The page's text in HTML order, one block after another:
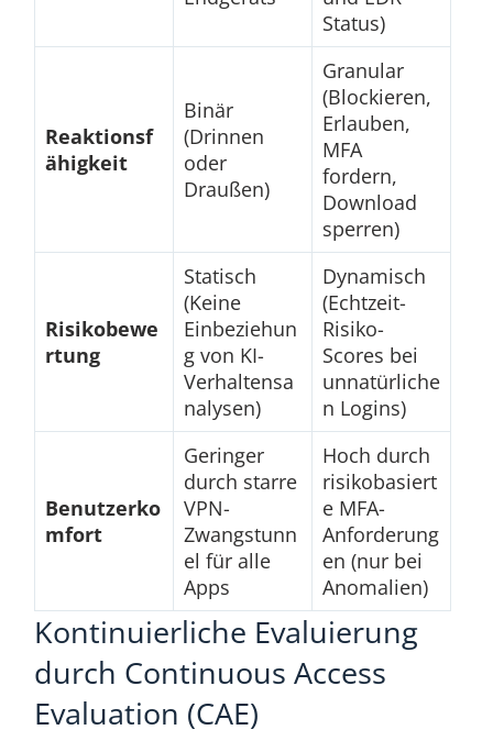
Status)
Reaktionsf
ähigkeit
Binär
(Drinnen
oder
Draußen)
Granular
(Blockieren,
Erlauben,
MFA
fordern,
Download
sperren)
Risikobewe
rtung
Statisch
(Keine
Einbeziehun
g von KI-
Verhaltensa
nalysen)
Dynamisch
(Echtzeit-
Risiko-
Scores bei
unnatürliche
n Logins)
Benutzerko
mfort
Geringer
durch starre
VPN-
Zwangstunn
el für alle
Apps
Hoch durch
risikobasiert
e MFA-
Anforderung
en (nur bei
Anomalien)
Kontinuierliche Evaluierung
durch Continuous Access
Evaluation (CAE)